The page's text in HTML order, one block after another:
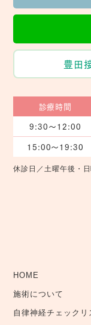
豊田
診療時間
9:30〜12:00
15:00〜19:30
休診日／土曜午後・日
HOME
施術について
自律神経チェックリ